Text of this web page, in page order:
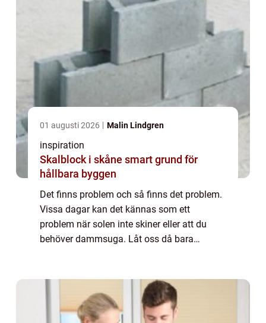
01 augusti 2026 Malin Lindgren
inspiration
Skalblock i skåne smart grund för
hållbara byggen
Det finns problem och så finns det problem.
Vissa dagar kan det kännas som ett
problem när solen inte skiner eller att du
behöver dammsuga. Låt oss då bara